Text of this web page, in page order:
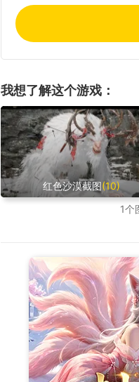
我想了解这个游戏：
红色沙漠截图(10)
1个